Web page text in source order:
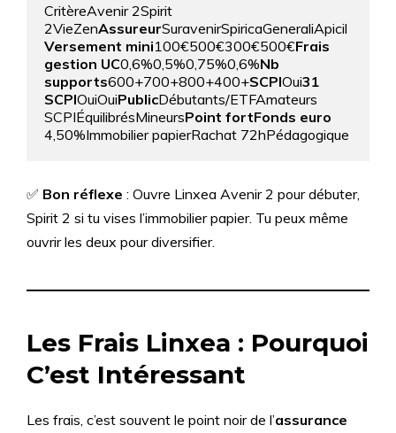
CritèreAvenir 2Spirit
2VieZenAssureurSuravenirSpiricaGeneraliApicil
Versement mini100€500€300€500€Frais
gestion UC0,6%0,5%0,75%0,6%Nb
supports600+700+800+400+SCPIOui31
SCPIOuiOuiPublicDébutants/ETFAmateurs
SCPIÉquilibrésMineursPoint fortFonds euro
4,50%Immobilier papierRachat 72hPédagogique
✅ Bon réflexe : Ouvre Linxea Avenir 2 pour débuter,
Spirit 2 si tu vises l’immobilier papier. Tu peux même
ouvrir les deux pour diversifier.
Les Frais Linxea : Pourquoi
C’est Intéressant
Les frais, c’est souvent le point noir de l’assurance